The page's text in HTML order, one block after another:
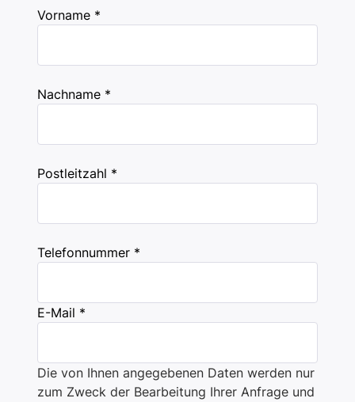
Vorname *
Nachname *
Postleitzahl *
Telefonnummer *
E-Mail *
Die von Ihnen angegebenen Daten werden nur
zum Zweck der Bearbeitung Ihrer Anfrage und